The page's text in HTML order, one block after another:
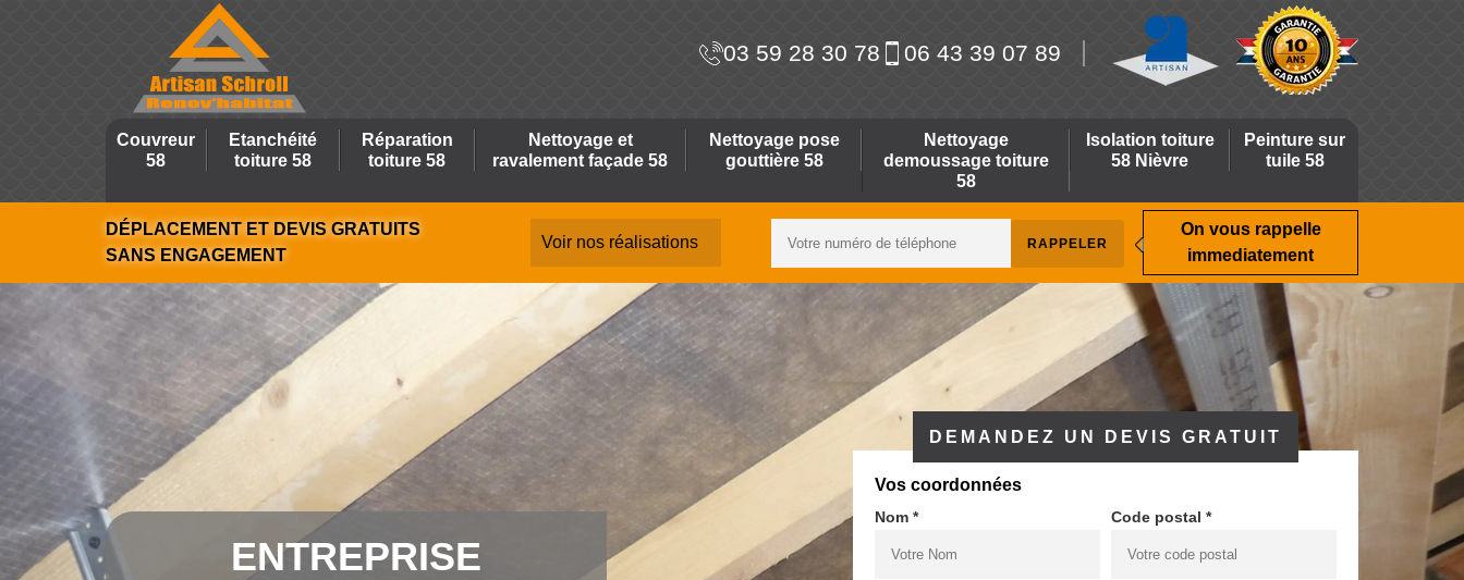
03 59 28 30 78 06 43 39 07 89
Couvreur
58
Etanchéité
toiture 58
Réparation
toiture 58
Nettoyage et
ravalement façade 58
Nettoyage pose
gouttière 58
Nettoyage
demoussage toiture
58
Isolation toiture
58 Nièvre
Peinture sur
tuile 58
DÉPLACEMENT ET DEVIS GRATUITS
SANS ENGAGEMENT
Voir nos réalisations
On vous rappelle
immediatement
ENTREPRISE
DEMANDEZ UN DEVIS GRATUIT
Vos coordonnées
Nom * Code postal *